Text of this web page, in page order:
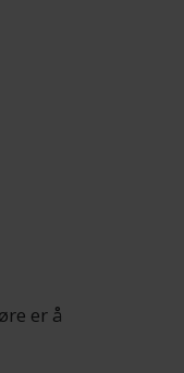
er å